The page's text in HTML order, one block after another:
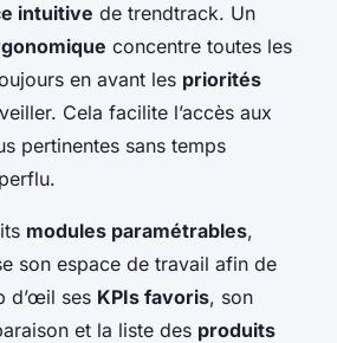
intuitive de trendtrack. Un
concentre toutes les
en avant les priorités
Cela facilite l’accès aux
pertinentes sans temps
modules paramétrables,
son espace de travail afin de
d’œil ses KPIs favoris, son
et la liste des produits